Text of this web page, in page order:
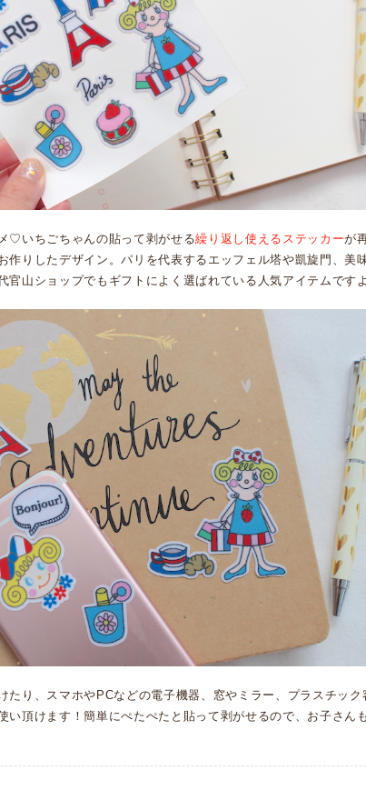
♡いちごちゃんの貼って剥がせる繰り返し使えるステッカーが
りしたデザイン。パリを代表するエッフェル塔や凱旋門、美
官山ショップでもギフトによく選ばれている人気アイテムです
たり、スマホやPCなどの電子機器、窓やミラー、プラスチック
い頂けます！簡単にぺたぺたと貼って剥がせるので、お子さん